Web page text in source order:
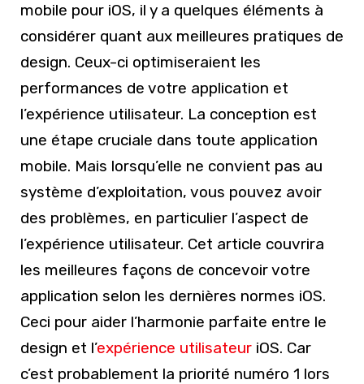
mobile pour iOS, il y a quelques éléments à
considérer quant aux meilleures pratiques de
design. Ceux-ci optimiseraient les
performances de votre application et
l’expérience utilisateur. La conception est
une étape cruciale dans toute application
mobile. Mais lorsqu’elle ne convient pas au
système d’exploitation, vous pouvez avoir
des problèmes, en particulier l’aspect de
l’expérience utilisateur. Cet article couvrira
les meilleures façons de concevoir votre
application selon les dernières normes iOS.
Ceci pour aider l’harmonie parfaite entre le
design et l’expérience utilisateur iOS. Car
c’est probablement la priorité numéro 1 lors